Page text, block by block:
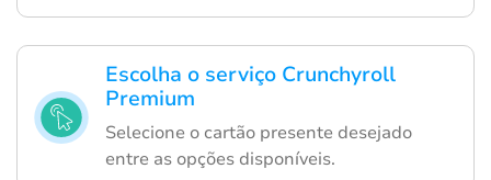
Escolha o serviço Crunchyroll
Premium
Selecione o cartão presente desejado
entre as opções disponíveis.